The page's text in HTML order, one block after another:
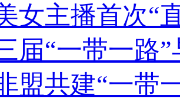
女主播首次“
届“一带一路
盟共建“一带